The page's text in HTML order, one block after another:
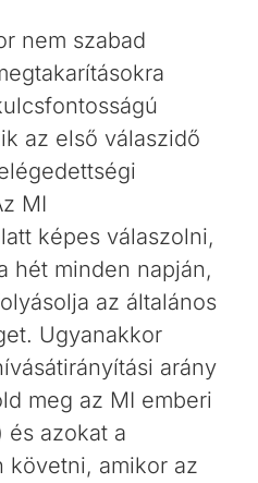
nem szabad
az első válaszidő
MI
képes válaszolni,
hét minden napján,
az általános
Ugyanakkor
arány
meg az MI emberi
és azokat a
követni, amikor az